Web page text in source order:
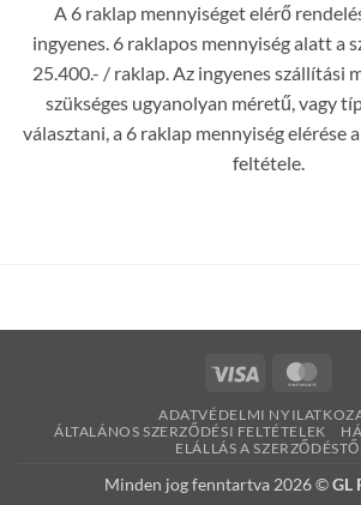
A 6 raklap mennyiséget elérő
ingyenes. 6 raklapos mennyiség alatt a
25.400.- / raklap. Az ingyenes szállítási
szükséges ugyanolyan méretű, vagy
választani, a 6 raklap mennyiség elérése
feltétele.
Visa
ADATVÉDELMI
ÁLTALÁNOS SZERZŐDÉSI FELTÉTELEK
ELÁLLÁS A
Minden jog fenntartva 2026 ©GL